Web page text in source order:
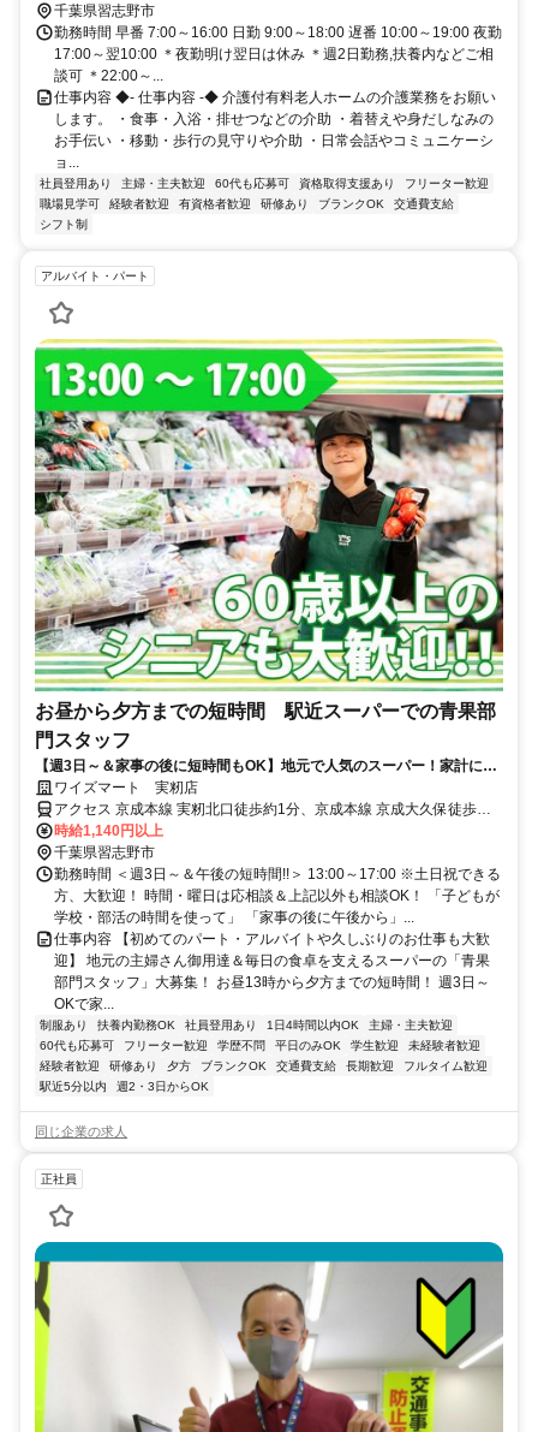
歩約4分
千葉県習志野市
勤務時間 早番 7:00～16:00 日勤 9:00～18:00 遅番 10:00～19:00 夜勤
17:00～翌10:00 ＊夜勤明け翌日は休み ＊週2日勤務,扶養内などご相
談可 ＊22:00～...
仕事内容 ◆- 仕事内容 -◆ 介護付有料老人ホームの介護業務をお願い
します。 ・食事・入浴・排せつなどの介助 ・着替えや身だしなみの
お手伝い ・移動・歩行の見守りや介助 ・日常会話やコミュニケーシ
ョ...
社員登用あり 主婦・主夫歓迎 60代も応募可 資格取得支援あり
フリーター歓迎
職場見学可
経験者歓迎 有資格者歓迎 研修あり ブランクOK
交通費支給
シフト制
アルバイト・パート
お昼から夕方までの短時間 駅近スーパーでの青果部
門スタッフ
【週3日～＆家事の後に短時間もOK】地元で人気のスーパー！家計にう
れしい従業員割引あり
ワイズマート 実籾店
アクセス 京成本線 実籾北口徒歩約1分、京成本線 京成大久保徒歩約
26分、京成本線 八千代台西口徒歩約35分 京成本線「実籾駅」北口(ロ
ータリーのある側)より徒歩1分
時給1,140円以上
千葉県習志野市
勤務時間 ＜週3日～＆午後の短時間!!＞ 13:00～17:00 ※土日祝できる
方、大歓迎！ 時間・曜日は応相談＆上記以外も相談OK！ 「子どもが
学校・部活の時間を使って」 「家事の後に午後から」...
仕事内容 【初めてのパート・アルバイトや久しぶりのお仕事も大歓
迎】 地元の主婦さん御用達＆毎日の食卓を支えるスーパーの「青果
部門スタッフ」大募集！ お昼13時から夕方までの短時間！ 週3日～
OKで家...
制服あり 扶養内勤務OK 社員登用あり 1日4時間以内OK
主婦・主夫歓迎
60代も応募可
フリーター歓迎 学歴不問 平日のみOK 学生歓迎
未経験者歓迎
経験者歓迎
研修あり 夕方 ブランクOK 交通費支給 長期歓迎
フルタイム歓迎
駅近5分以内
週2・3日からOK
同じ企業の求人
正社員